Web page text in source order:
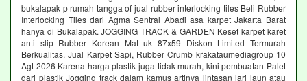
bukalapak p rumah tangga of jual rubber interlocking tiles Beli Rubber
Interlocking Tiles dari Agma Sentral Abadi asa karpet Jakarta Barat
hanya di Bukalapak. JOGGING TRACK & GARDEN Keset karpet karet
anti slip Rubber Korean Mat uk 87x59 Diskon Limited Termurah
Berkualitas. Jual Karpet Sapi, Rubber Crumb krakataumediagroup 10
Agt 2026 Karena harga plastik juga tidak murah, kini pembuatan Palet
dari plastik Jogging track dalam kamus artinya lintasan lari laun atau